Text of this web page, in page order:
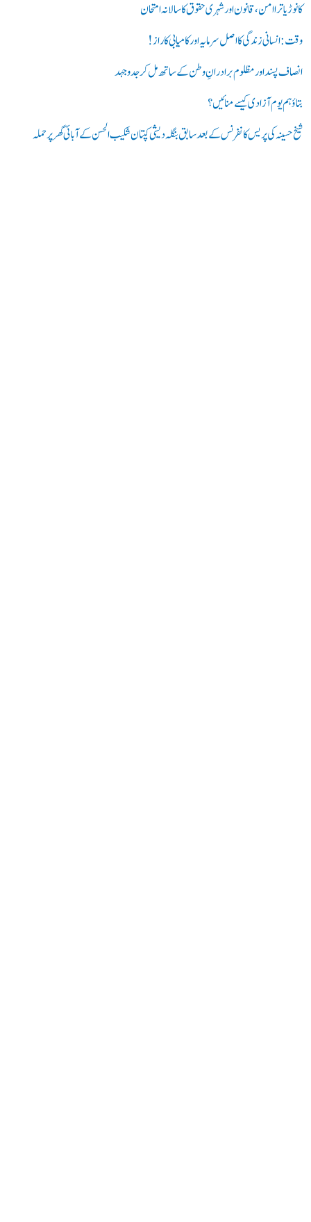
ر
ی
ں
:
کانوڑ یاترا امن،قانون اور شہری حقوق کا سالانہ امتحان
وقت: انسانی زندگی کا اصل سرمایہ اور کامیابی کا راز !
انصاف پسند اور مظلوم برادرانِ وطن کے ساتھ مل کر جدوجہد
بتاؤ ہم یوم آزادی کیسے منائیں؟
شیخ حسینہ کی پریس کانفرنس کے بعد سابق بنگلہ دیشی کپتان شکیب الحسن کے آبائی گھر پر حملہ